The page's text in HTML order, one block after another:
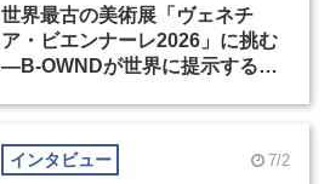
世界最古の美術展「ヴェネチ
ア・ビエンナーレ2026」に挑む
―B-OWNDが世界に提示する美
インタビュー 7/2